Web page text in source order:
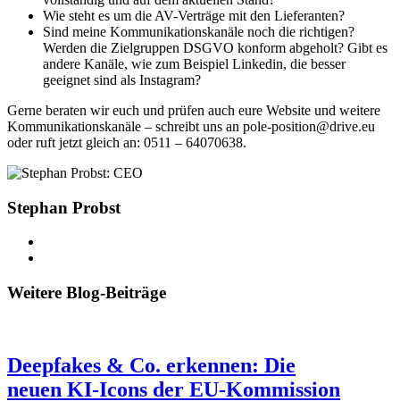
Wie steht es um die AV-Verträge mit den Lieferanten?
Sind meine Kommunikationskanäle noch die richtigen?
Werden die Zielgruppen DSGVO konform abgeholt? Gibt es
andere Kanäle, wie zum Beispiel Linkedin, die besser
geeignet sind als Instagram?
Gerne beraten wir euch und prüfen auch eure Website und weitere
Kommunikationskanäle – schreibt uns an pole-position@drive.eu
oder ruft jetzt gleich an: 0511 – 64070638.
Stephan Probst
Weitere Blog-Beiträge
Deepfakes & Co. erkennen: Die
neuen KI-Icons der EU-Kommission